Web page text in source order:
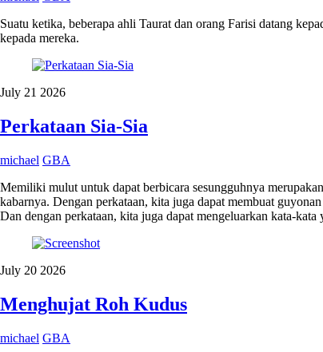
Suatu ketika, beberapa ahli Taurat dan orang Farisi datang
kepada mereka.
July 21 2026
Perkataan Sia-Sia
michael GBA
Memiliki mulut untuk dapat berbicara sesungguhnya
kabarnya. Dengan perkataan, kita juga dapat membuat
Dan dengan perkataan, kita juga dapat mengeluarkan kata-
July 20 2026
Menghujat Roh Kudus
michael GBA